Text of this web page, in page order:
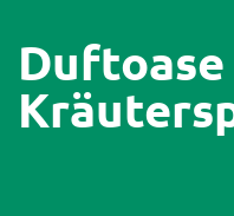
Duftoase